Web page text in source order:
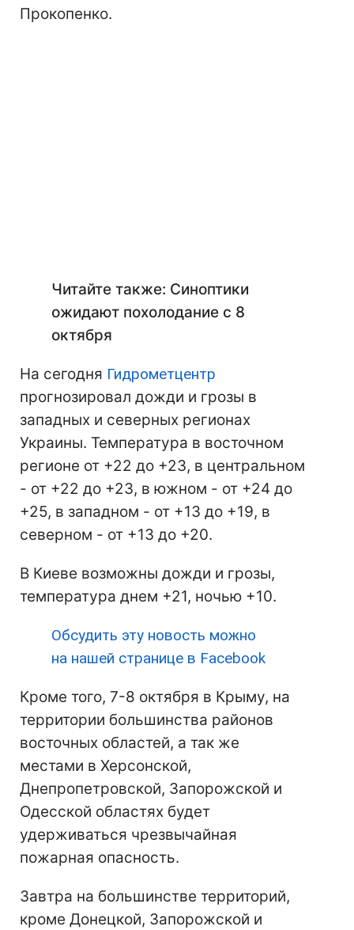
Прокопенко.
Читайте также: Синоптики
ожидают похолодание с 8
октября
На сегодня Гидрометцентр
прогнозировал дожди и грозы в
западных и северных регионах
Украины. Температура в восточном
регионе от +22 до +23, в центральном
- от +22 до +23, в южном - от +24 до
+25, в западном - от +13 до +19, в
северном - от +13 до +20.
В Киеве возможны дожди и грозы,
температура днем +21, ночью +10.
Обсудить эту новость можно
на нашей странице в Facebook
Кроме того, 7-8 октября в Крыму, на
территории большинства районов
восточных областей, а так же
местами в Херсонской,
Днепропетровской, Запорожской и
Одесской областях будет
удерживаться чрезвычайная
пожарная опасность.
Завтра на большинстве территорий,
кроме Донецкой, Запорожской и